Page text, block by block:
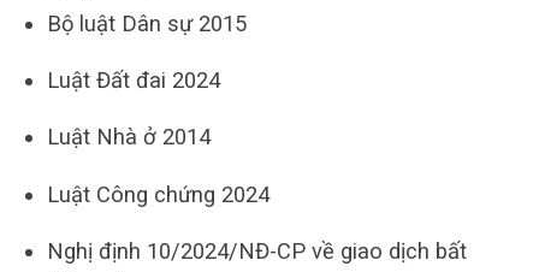
Bộ luật Dân sự 2015
Luật Đất đai 2024
Luật Nhà ở 2014
Luật Công chứng 2024
Nghị định 10/2024/NĐ-CP về giao dịch bất